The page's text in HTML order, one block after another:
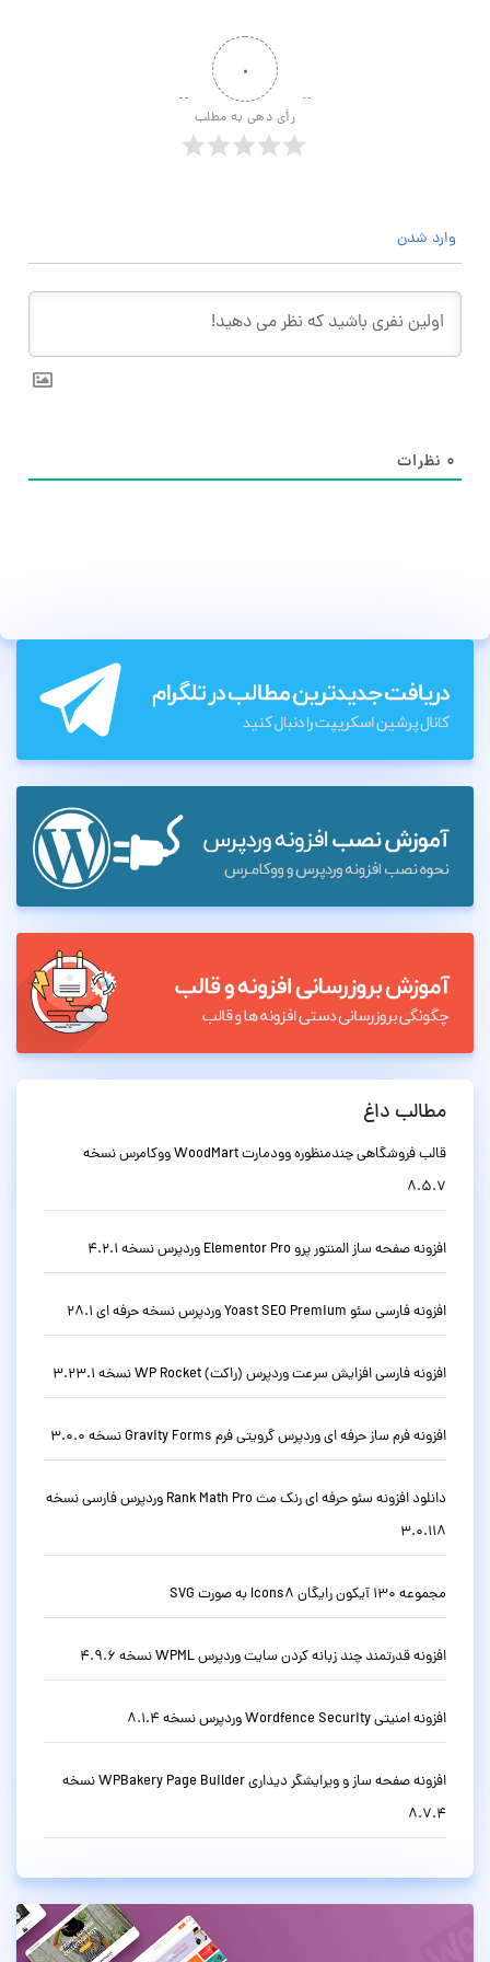
۰
رأی دهی به مطلب
وارد شدن
۰ نظرات
مطالب داغ
قالب فروشگاهی چندمنظوره وودمارت WoodMart ووکامرس نسخه
8.5.7
افزونه صفحه ساز المنتور پرو Elementor Pro وردپرس نسخه 4.2.1
افزونه فارسی سئو Yoast SEO Premium وردپرس نسخه حرفه ای 28.1
افزونه فارسی افزایش سرعت وردپرس (راکت) WP Rocket نسخه 3.23.1
افزونه فرم ساز حرفه ای وردپرس گرویتی فرم Gravity Forms نسخه 3.0.0
دانلود افزونه سئو حرفه ای رنک مث Rank Math Pro وردپرس فارسی نسخه
3.0.118
مجموعه 130 آیکون رایگان Icons8 به صورت SVG
افزونه قدرتمند چند زبانه کردن سایت وردپرس WPML نسخه 4.9.6
افزونه امنیتی Wordfence Security وردپرس نسخه 8.1.4
افزونه صفحه ساز و ویرایشگر دیداری WPBakery Page Builder نسخه
8.7.4